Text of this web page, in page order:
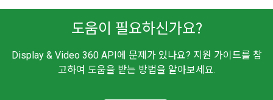
도움이 필요하신가요?
Display & Video 360 API에 문제가 있나요? 지원 가이드를 참
고하여 도움을 받는 방법을 알아보세요.